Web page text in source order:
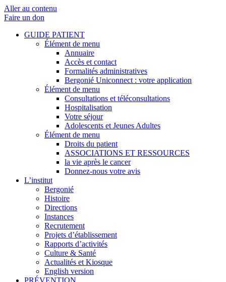
Aller au contenu
Faire un don
GUIDE PATIENT
Élément de menu
Annuaire
Accès et contact
Formalités administratives
Bergonié Uniconnect : votre application
Élément de menu
Consultations et téléconsultations
Hospitalisation
Votre séjour
Adolescents et Jeunes Adultes
Élément de menu
Droits du patient
ASSOCIATIONS ET RESSOURCES
la vie après le cancer
Donnez-nous votre avis
L’institut
Bergonié
Histoire
Directions
Instances
Recrutement
Projets d’établissement
Rapports d’activités
Culture & Santé
Actualités et Kiosque
English version
PRÉVENTION